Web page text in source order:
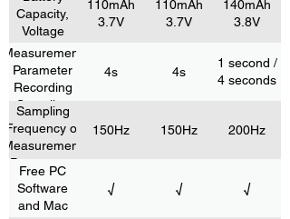
Capacity,
Voltage
110mAh
3.7V
110mAh
3.7V
140mAh
3.8V
Measurement
Parameter
Recording
Sampling
Rate
4s 4s
1 second /
4 seconds
Sampling
Frequency of
Measurement
Parameters
150Hz 150Hz 200Hz
Free PC
Software
and Mac
√ √ √